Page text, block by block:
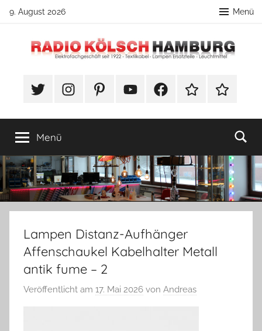
Zum
springen
9. August 2026 Menü
Radio
Hamburg
Lampenbau
#TwitterInstagramPinterestYouTubeFacebookTikTok Webshop
Menü
Lampen Distanz-Aufhänger
Affenschaukel Kabelhalter Metall
antik fume – 2
Veröffentlicht am 17. Mai 2026 von Andreas